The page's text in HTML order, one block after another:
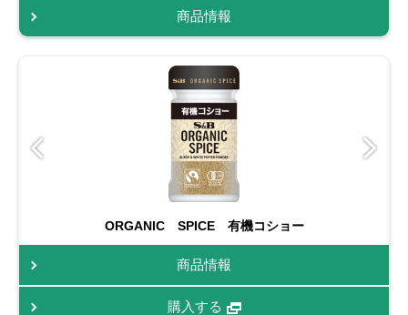
商品情報
ORGANIC SPICE 有機コショー
商品情報
購入する